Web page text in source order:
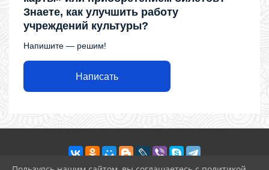
Знаете, как улучшить работу
учреждений культуры?
Напишите — решим!
Написать